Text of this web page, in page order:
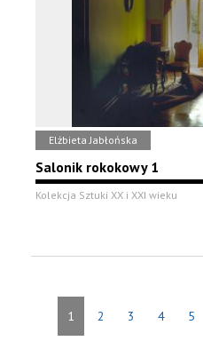
Elżbieta Jabłońska
Salonik rokokowy 1
Kolekcja Sztuki XX i XXI wieku
1 2 3 4 5